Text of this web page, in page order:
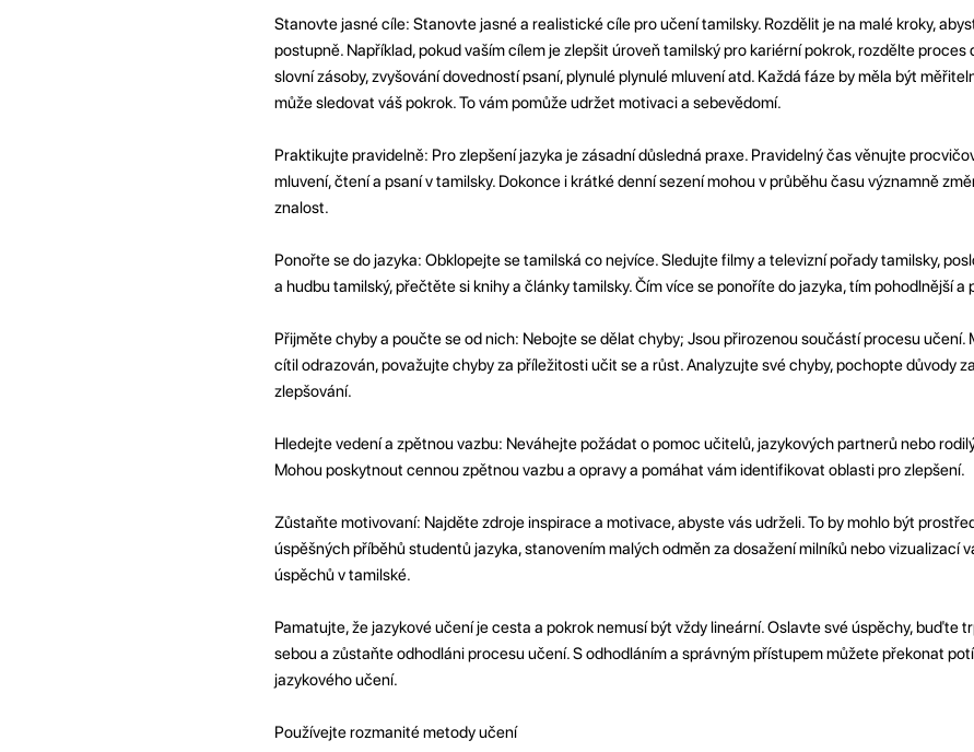
Stanovte jasné cíle: Stanovte jasné a realistické cíle pro učení tamilsky. Rozdělit je na malé kroky,
postupně. Například, pokud vaším cílem je zlepšit úroveň tamilský pro kariérní pokrok, rozdělte proces
slovní zásoby, zvyšování dovedností psaní, plynulé plynulé mluvení atd. Každá fáze by měla být
může sledovat váš pokrok. To vám pomůže udržet motivaci a sebevědomí.
Praktikujte pravidelně: Pro zlepšení jazyka je zásadní důsledná praxe. Pravidelný čas věnujte
mluvení, čtení a psaní v tamilsky. Dokonce i krátké denní sezení mohou v průběhu času významně
znalost.
Ponořte se do jazyka: Obklopejte se tamilská co nejvíce. Sledujte filmy a televizní pořady tamilsky,
a hudbu tamilský, přečtěte si knihy a články tamilsky. Čím více se ponoříte do jazyka, tím pohodlnější a
Přijměte chyby a poučte se od nich: Nebojte se dělat chyby; Jsou přirozenou součástí procesu učení.
cítil odrazován, považujte chyby za příležitosti učit se a růst. Analyzujte své chyby, pochopte důvody
zlepšování.
Hledejte vedení a zpětnou vazbu: Neváhejte požádat o pomoc učitelů, jazykových partnerů nebo
Mohou poskytnout cennou zpětnou vazbu a opravy a pomáhat vám identifikovat oblasti pro zlepšení.
Zůstaňte motivovaní: Najděte zdroje inspirace a motivace, abyste vás udrželi. To by mohlo být
úspěšných příběhů studentů jazyka, stanovením malých odměn za dosažení milníků nebo vizualizací
úspěchů v tamilské.
Pamatujte, že jazykové učení je cesta a pokrok nemusí být vždy lineární. Oslavte své úspěchy, buďte
sebou a zůstaňte odhodláni procesu učení. S odhodláním a správným přístupem můžete překonat
jazykového učení.
Používejte rozmanité metody učení